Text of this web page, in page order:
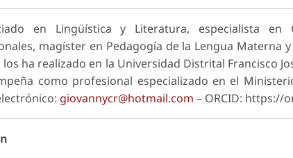
en Lingüística y Literatura, especialista en
magíster en Pedagogía de la Lengua Materna
ha realizado en la Universidad Distrital Francisco
como profesional especializado en el
giovannycr@hotmail.com – ORCID: https://